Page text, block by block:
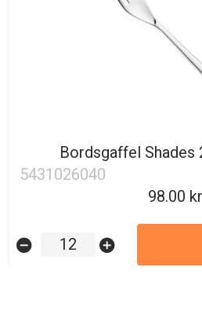
Bordsgaffel Shades
5431026040
98.00
remove_circle add_circle